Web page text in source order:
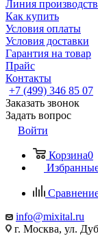
Линия
Как купить
Условия оплаты
Условия доставки
Гарантия на товар
Прайс
Контакты
+7 (499) 346 85 07
Заказать звонок
Задать вопрос
Войти
Корзина0
info@mixital.ru
г. Москва, ул.